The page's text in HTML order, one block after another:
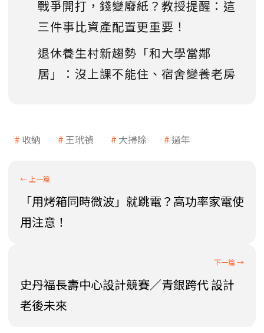
戰爭開打，錢變廢紙？教授提醒：這
三件事比資產配置更重要！
退休養生村新趨勢「和大學當鄰
居」：沒上課不能住、宿舍變養老房
收納 王玳禎 大掃除 過年
「用烤箱同時微波」就跳電？高功率家電使
用注意！
史丹福長壽中心設計競賽／青銀跨代 設計
老後未來